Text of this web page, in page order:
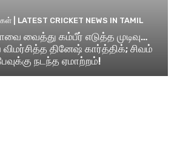
| LATEST CRICKET NEWS IN TAMIL
வைத்து கம்பீர் எடுத்த முடிவு…
தினேஷ் கார்த்திக்; சிவம்
நடந்த ஏமாற்றம்!